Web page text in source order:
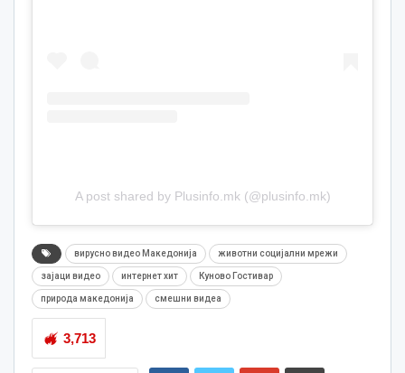
A post shared by Plusinfo.mk (@plusinfo.mk)
вирусно видео Македонија животни социјални мрежи
зајаци видео интернет хит Куново Гостивар
природа македонија смешни видеа
3,713